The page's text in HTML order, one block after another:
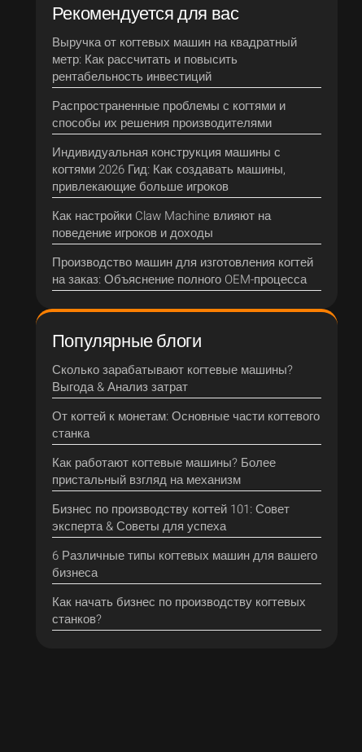
Рекомендуется для вас
Выручка от когтевых машин на квадратный
метр: Как рассчитать и повысить
рентабельность инвестиций
Распространенные проблемы с когтями и
способы их решения производителями
Индивидуальная конструкция машины с
когтями 2026 Гид: Как создавать машины,
привлекающие больше игроков
Как настройки Claw Machine влияют на
поведение игроков и доходы
Производство машин для изготовления когтей
на заказ: Объяснение полного OEM-процесса
Популярные блоги
Сколько зарабатывают когтевые машины?
Выгода & Анализ затрат
От когтей к монетам: Основные части когтевого
станка
Как работают когтевые машины? Более
пристальный взгляд на механизм
Бизнес по производству когтей 101: Совет
эксперта & Советы для успеха
6 Различные типы когтевых машин для вашего
бизнеса
Как начать бизнес по производству когтевых
станков?